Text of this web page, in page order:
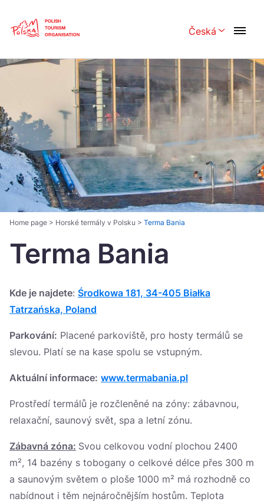
Česká
English
中国
Dansk Deutsch
Español Français
Italiano Magyar
Nederlands 日本語
Português Norsk
Suomi Svenska
Україна
Zamknij
Home page > Horské termály v Polsku > Terma Bania
Terma Bania
Kde je najdete: Środkowa 181, 34-405 Białka
Tatrzańska, Poland
Parkování: Placené parkoviště, pro hosty termálů se
slevou. Platí se na kase spolu se vstupným.
Aktuální informace: www.termabania.pl
Prostředí termálů je rozčleněné na zóny: zábavnou,
relaxační, saunový svět, spa a letní zónu.
Zábavná zóna: Svou celkovou vodní plochou 2400
m², 14 bazény s tobogany o celkové délce přes 300 m
a saunovým světem o ploše 1000 m² má rozhodně co
nabídnout i těm nejnáročnějším hostům. Teplota